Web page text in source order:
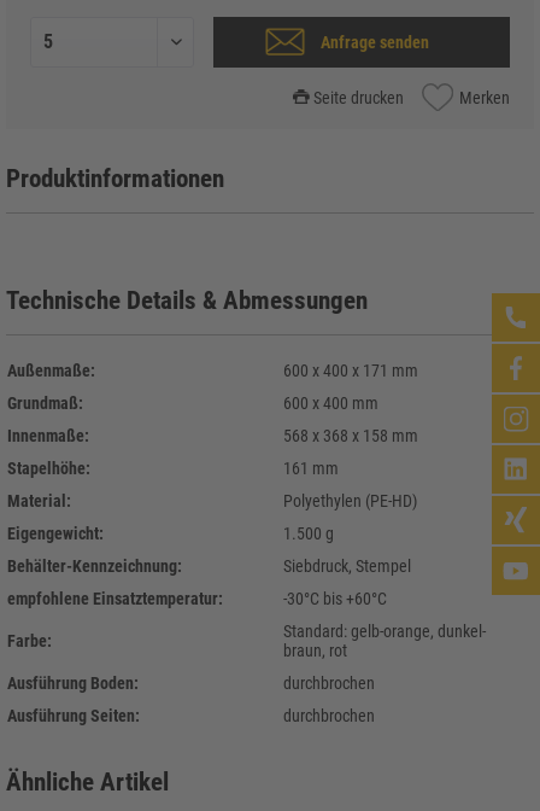
Anfrage senden
Seite drucken Merken
Produktinformationen
Technische Details & Abmessungen
Außenmaße:
600 x 400 x 171 mm
Grundmaß:
600 x 400 mm
Innenmaße:
568 x 368 x 158 mm
Stapelhöhe:
161 mm
Material:
Polyethylen (PE-HD)
Eigengewicht:
1.500 g
Behälter-Kennzeichnung:
Siebdruck, Stempel
empfohlene Einsatztemperatur:
-30°C bis +60°C
Farbe:
Standard: gelb-orange, dunkel-
braun, rot
Ausführung Boden:
durchbrochen
Ausführung Seiten:
durchbrochen
Ähnliche Artikel